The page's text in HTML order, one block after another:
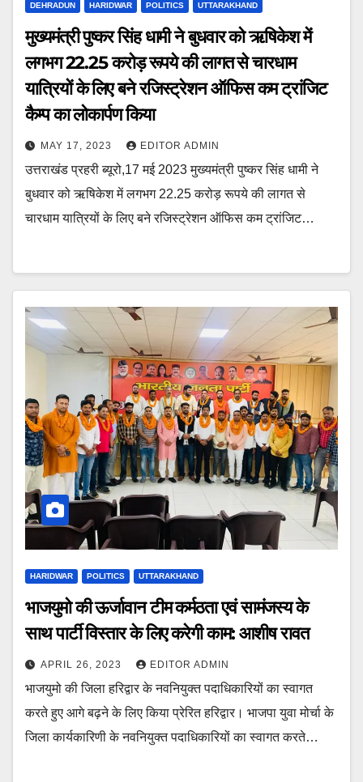
DEHRADUN HARIDWAR POLITICS UTTARAKHAND
मुख्यमंत्री पुष्कर सिंह धामी ने बुधवार को ऋषिकेश में
लगभग 22.25 करोड़ रूपये की लागत से चारधाम
यात्रियों के लिए बने रजिस्ट्रेशन ऑफिस कम ट्रांजिट
कैम्प का लोकार्पण किया
MAY 17, 2023 EDITOR ADMIN
उत्तराखंड प्रहरी ब्यूरो,17 मई 2023 मुख्यमंत्री पुष्कर सिंह धामी ने
बुधवार को ऋषिकेश में लगभग 22.25 करोड़ रूपये की लागत से
चारधाम यात्रियों के लिए बने रजिस्ट्रेशन ऑफिस कम ट्रांजिट…
HARIDWAR POLITICS UTTARAKHAND
भाजयुमो की ऊर्जावान टीम कर्मठता एवं सामंजस्य के
साथ पार्टी विस्तार के लिए करेगी काम: आशीष रावत
APRIL 26, 2023 EDITOR ADMIN
भाजयुमो की जिला हरिद्वार के नवनियुक्त पदाधिकारियों का स्वागत
करते हुए आगे बढ़ने के लिए किया प्रेरित हरिद्वार। भाजपा युवा मोर्चा के
जिला कार्यकारिणी के नवनियुक्त पदाधिकारियों का स्वागत करते…